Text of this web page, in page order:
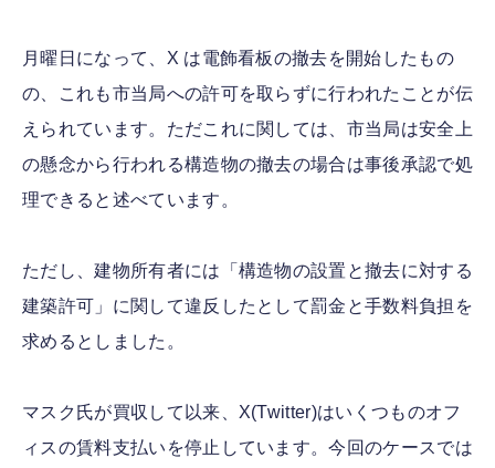
月曜日になって、X は電飾看板の撤去を開始したもの
の、これも市当局への許可を取らずに行われたことが伝
えられています。ただこれに関しては、市当局は安全上
の懸念から行われる構造物の撤去の場合は事後承認で処
理できると述べています。
ただし、建物所有者には「構造物の設置と撤去に対する
建築許可」に関して違反したとして罰金と手数料負担を
求めるとしました。
マスク氏が買収して以来、X(Twitter)はいくつものオフ
ィスの賃料支払いを停止しています。今回のケースでは